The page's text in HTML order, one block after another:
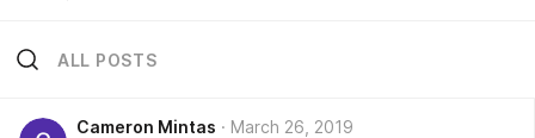
ALL POSTS
Cameron Mintas March 26, 2019